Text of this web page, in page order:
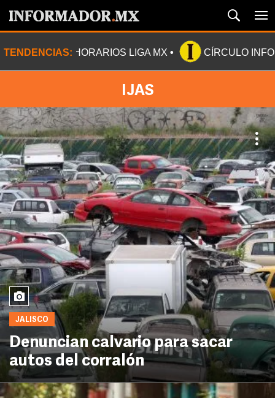
TENDENCIAS: HORARIOS LIGA MX CÍRCULO
IJAS
JALISCO
Denuncian calvario para sacar
autos del corralón